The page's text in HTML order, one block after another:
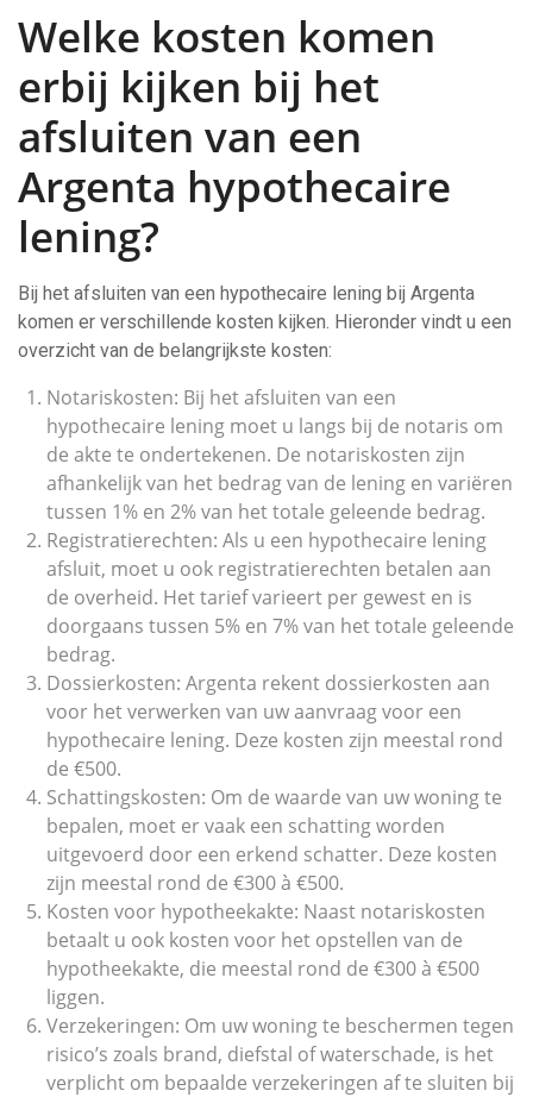
Welke kosten komen
erbij kijken bij het
afsluiten van een
Argenta hypothecaire
lening?
Bij het afsluiten van een hypothecaire lening bij Argenta
komen er verschillende kosten kijken. Hieronder vindt u een
overzicht van de belangrijkste kosten:
Notariskosten: Bij het afsluiten van een
hypothecaire lening moet u langs bij de notaris om
de akte te ondertekenen. De notariskosten zijn
afhankelijk van het bedrag van de lening en variëren
tussen 1% en 2% van het totale geleende bedrag.
Registratierechten: Als u een hypothecaire lening
afsluit, moet u ook registratierechten betalen aan
de overheid. Het tarief varieert per gewest en is
doorgaans tussen 5% en 7% van het totale geleende
bedrag.
Dossierkosten: Argenta rekent dossierkosten aan
voor het verwerken van uw aanvraag voor een
hypothecaire lening. Deze kosten zijn meestal rond
de €500.
Schattingskosten: Om de waarde van uw woning te
bepalen, moet er vaak een schatting worden
uitgevoerd door een erkend schatter. Deze kosten
zijn meestal rond de €300 à €500.
Kosten voor hypotheekakte: Naast notariskosten
betaalt u ook kosten voor het opstellen van de
hypotheekakte, die meestal rond de €300 à €500
liggen.
Verzekeringen: Om uw woning te beschermen tegen
risico’s zoals brand, diefstal of waterschade, is het
verplicht om bepaalde verzekeringen af te sluiten bij